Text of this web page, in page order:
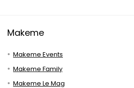
Makeme
Makeme Events
Makeme Family
Makeme Le Mag